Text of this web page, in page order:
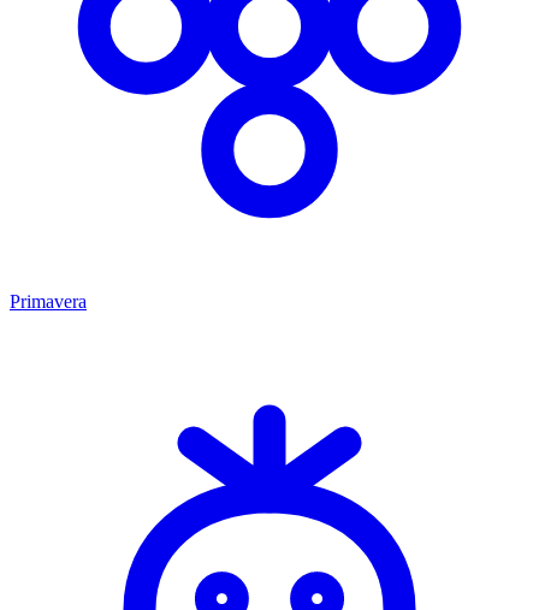
Primavera